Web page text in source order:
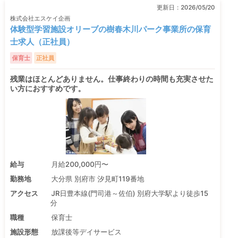
更新日： 2026/05/20
株式会社エスケイ企画
体験型学習施設オリーブの樹春木川パーク事業所の保育
士求人（正社員）
保育士 正社員
残業はほとんどありません。仕事終わりの時間も充実させた
い方におすすめです。
給与
月給200,000円〜
勤務地
大分県 別府市 汐見町119番地
アクセス
JR日豊本線(門司港～佐伯) 別府大学駅より徒歩15
分
職種
保育士
施設形態
放課後等デイサービス